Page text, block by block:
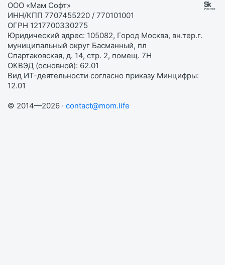
ООО «Мам Софт»
ИНН/КПП 7707455220 / 770101001
ОГРН 1217700330275
Юридический адрес: 105082, Город Москва, вн.тер.г.
муниципальный округ Басманный, пл
Спартаковская, д. 14, стр. 2, помещ. 7Н
ОКВЭД (основной): 62.01
Вид ИТ-деятельности согласно приказу Минцифры:
12.01
© 2014—2026 · contact@mom.life